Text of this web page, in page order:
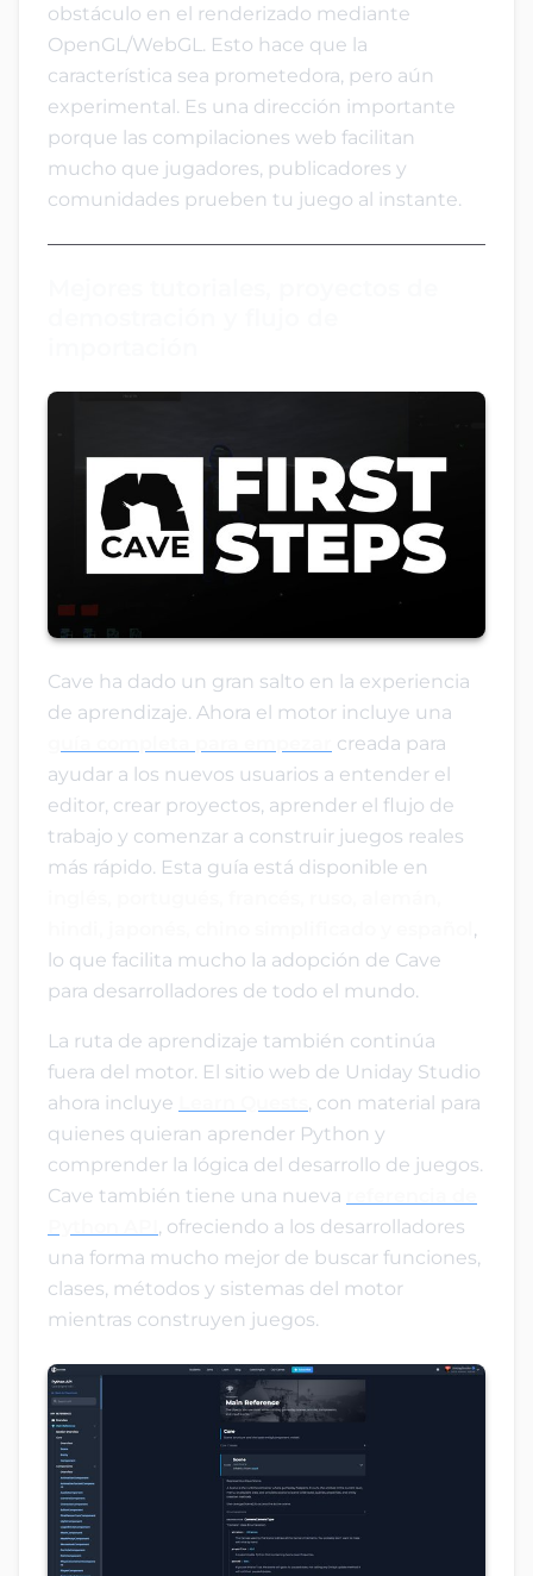
obstáculo en el renderizado mediante
OpenGL/WebGL. Esto hace que la
característica sea prometedora, pero aún
experimental. Es una dirección importante
porque las compilaciones web facilitan
mucho que jugadores, publicadores y
comunidades prueben tu juego al instante.
Cave ha dado un gran salto en la experiencia
de aprendizaje. Ahora el motor incluye una
creada para
ayudar a los nuevos usuarios a entender el
editor, crear proyectos, aprender el flujo de
trabajo y comenzar a construir juegos reales
más rápido. Esta guía está disponible en
,
lo que facilita mucho la adopción de Cave
para desarrolladores de todo el mundo.
La ruta de aprendizaje también continúa
fuera del motor. El sitio web de Uniday Studio
ahora incluye
, con material para
quienes quieran aprender Python y
comprender la lógica del desarrollo de juegos.
Cave también tiene una nueva
, ofreciendo a los desarrolladores
una forma mucho mejor de buscar funciones,
clases, métodos y sistemas del motor
mientras construyen juegos.